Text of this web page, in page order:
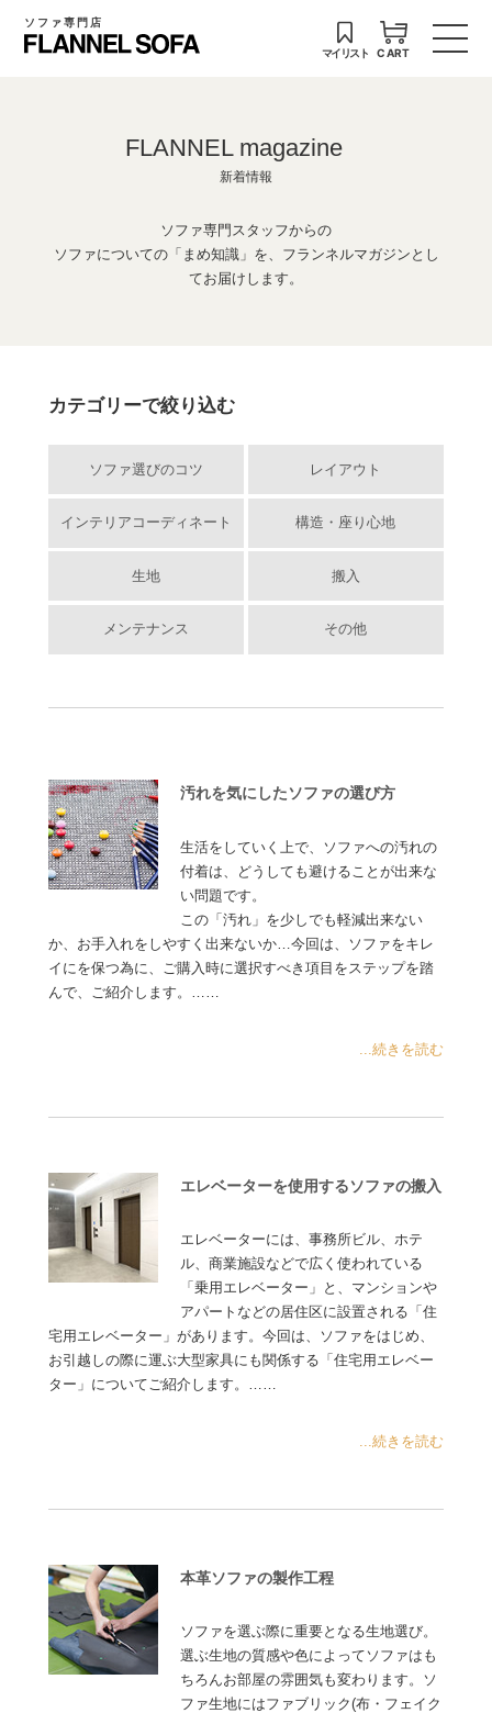
ソファ専門店
マイリスト CART
FLANNEL magazine
新着情報
ソファ専門スタッフからの
ソファについての「まめ知識」を、フランネルマガジンとし
てお届けします。
カテゴリーで絞り込む
ソファ選びのコツ レイアウト
インテリアコーディネート 構造・座り心地
生地 搬入
メンテナンス その他
汚れを気にしたソファの選び方
生活をしていく上で、ソファへの汚れの
付着は、どうしても避けることが出来な
い問題です。
この「汚れ」を少しでも軽減出来ない
か、お手入れをしやすく出来ないか…今回は、ソファをキレ
イにを保つ為に、ご購入時に選択すべき項目をステップを踏
んで、ご紹介します。……
...続きを読む
エレベーターを使用するソファの搬入
エレベーターには、事務所ビル、ホテ
ル、商業施設などで広く使われている
「乗用エレベーター」と、マンションや
アパートなどの居住区に設置される「住
宅用エレベーター」があります。今回は、ソファをはじめ、
お引越しの際に運ぶ大型家具にも関係する「住宅用エレベー
ター」についてご紹介します。……
...続きを読む
本革ソファの製作工程
ソファを選ぶ際に重要となる生地選び。
選ぶ生地の質感や色によってソファはも
ちろんお部屋の雰囲気も変わります。ソ
ファ生地にはファブリック(布・フェイク